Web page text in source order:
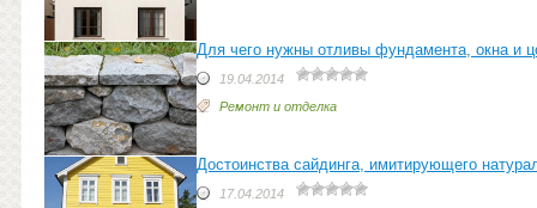
Для чего нужны отливы фундамента, окна и
19.04.2014
Ремонт и отделка
Достоинства сайдинга, имитирующего
17.04.2014